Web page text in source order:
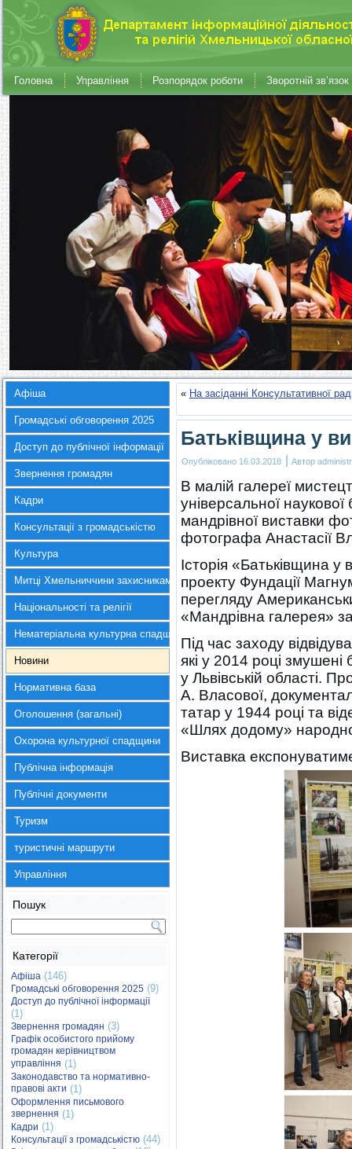
Головна Управління Розпорядок роботи Зворотній зв’язок
Афіша
Громадські обговорення 2025
Доступ до публічної інформації
Звернення громадян
Кадри
Консультації з громадськістю
Культура
Митці Хмельниччини захисникам України
Національності та релігії
Нематеріальна культурна спадщина
Новини
Нормативна база
Оголошення (загальні)
Охорона культурної спадщини
Публічна інформація
Публічні документи
Туризм
туристичні маршрути
Управління
Пошук
Категорії
Афіша (146)
Громадські обговорення 2025 (9)
Доступ до публічної інформації
(1)
Звернення громадян (3)
Графік особистого прийому
громадян керівництвом
управління (1)
Законодавство та нормативно-
правові акти (1)
Оформлення письмового
звернення (1)
Кадри (1)
Консультації з громадськістю (44)
« На засіданні Консультативної
Батьківщина у
Опубліковано 16.03.2018 | Автор
В малій галереї
універсальної наукової
мандрівної виставки
фотографа Анастасії
Історія «Батьківщина у
проекту Фундації
перегляду
«Мандрівна галерея»
Під час заходу
які у 2014 році
у Львівській області.
А. Власової,
татар у 1944 році та
«Шлях додому»
Виставка